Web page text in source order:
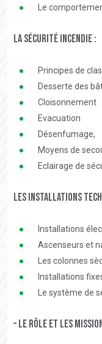
Le
La sécurité incendie :
Principes de
Desserte des
Cloisonnement
Evacuation
Désenfumage,
Moyens de
Eclairage de
Les installations
Installations
Ascenseurs et
Les colonnes
Installations
Le système de
– Le rôle et les